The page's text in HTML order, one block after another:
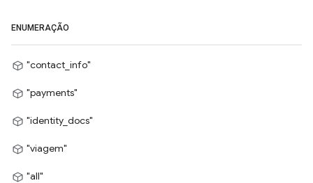
ENUMERAÇÃO
"contact_info"
"payments"
"identity_docs"
"viagem"
"all"